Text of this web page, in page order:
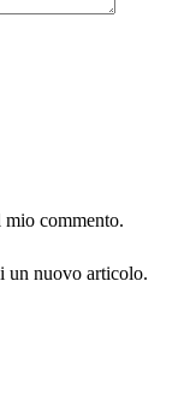
commento.
un nuovo articolo.